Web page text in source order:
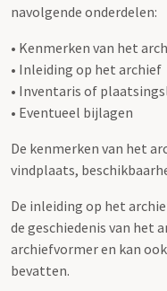
navolgende onderdelen:
• Kenmerken van het
• Inleiding op het archief
• Inventaris of
• Eventueel bijlagen
De kenmerken van het
vindplaats,
De inleiding op het
de geschiedenis van het
archiefvormer en kan
bevatten.